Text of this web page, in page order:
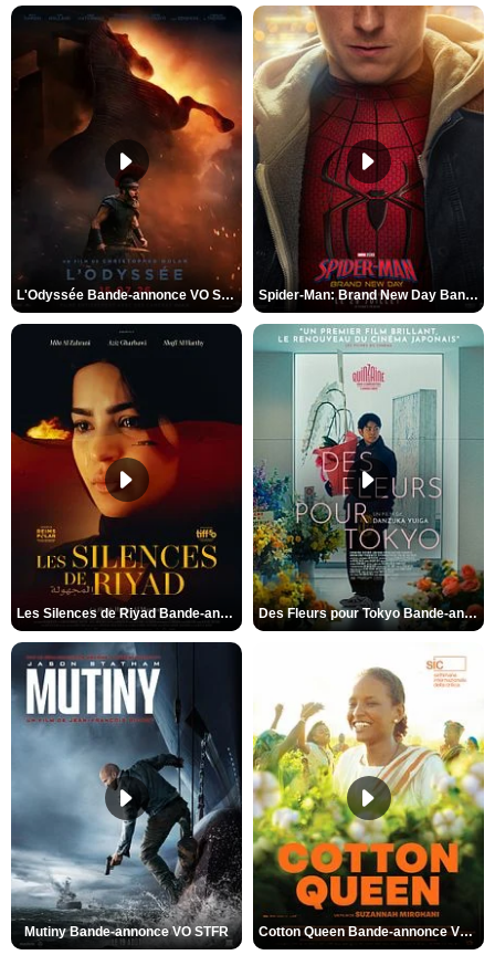
L'Odyssée Bande-annonce VO STFR Spider-Man: Brand New Day Bande-annonce VO STFR
Les Silences de Riyad Bande-annonce VO STFR Des Fleurs pour Tokyo Bande-annonce VO STFR
Mutiny Bande-annonce VO STFR Cotton Queen Bande-annonce VO STFR